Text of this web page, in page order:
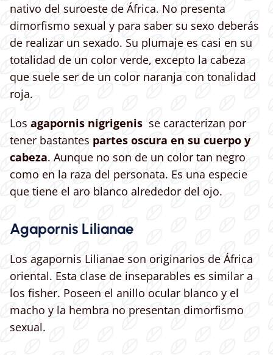
nativo del suroeste de África. No presenta
dimorfismo sexual y para saber su sexo deberás
de realizar un sexado. Su plumaje es casi en su
totalidad de un color verde, excepto la cabeza
que suele ser de un color naranja con tonalidad
roja.
Los agapornis nigrigenis se caracterizan por
tener bastantes partes oscura en su cuerpo y
cabeza. Aunque no son de un color tan negro
como en la raza del personata. Es una especie
que tiene el aro blanco alrededor del ojo.
Agapornis Lilianae
Los agapornis Lilianae son originarios de África
oriental. Esta clase de inseparables es similar a
los fisher. Poseen el anillo ocular blanco y el
macho y la hembra no presentan dimorfismo
sexual.